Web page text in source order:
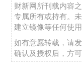
财新网所刊载内容
专属所有或持有。
建立镜像等任何使用
如有意愿转载，请
确认及授权后，方可